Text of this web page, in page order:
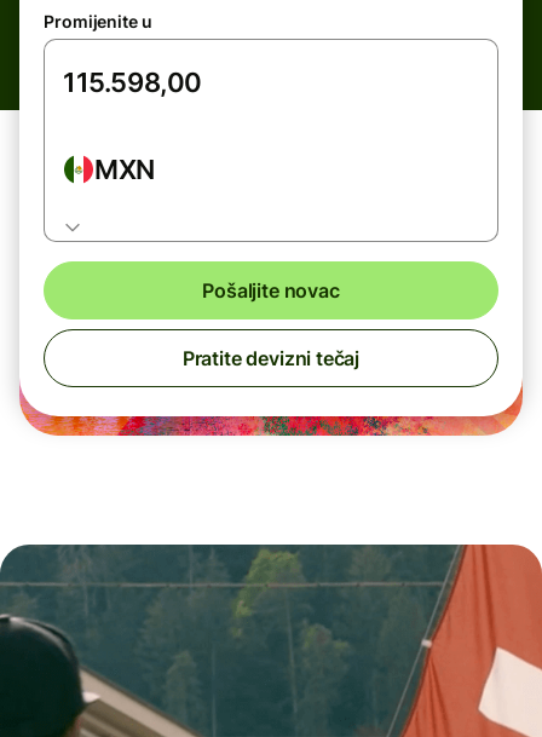
Promijenite u
MXN
Pošaljite novac
Pratite devizni tečaj